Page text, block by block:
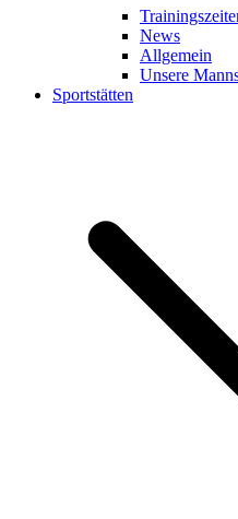
News
Allgemein
Unsere
Sportstätten